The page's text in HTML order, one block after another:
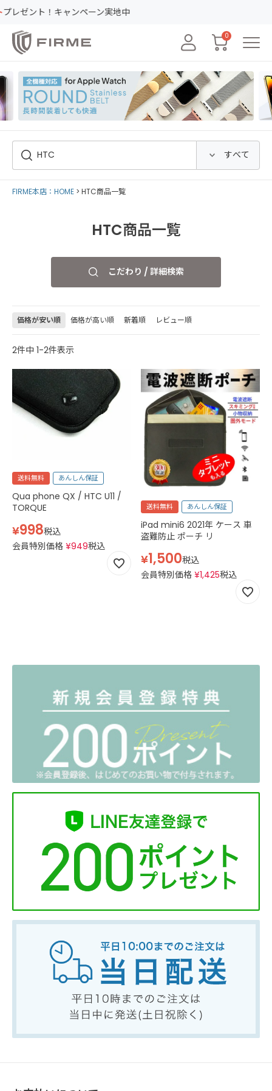
ト！キャンペーン実地中
0
FIRME本店：HOME HTC商品一覧
HTC商品一覧
こだわり / 詳細検索
価格が安い順 価格が高い順 新着順 レビュー順
2件中 1-2件表示
送料無料 あんしん保証
Qua phone QX / HTC U11 /
TORQUE
¥998税込
会員特別価格 ¥949税込
送料無料 あんしん保証
iPad mini6 2021年 ケース 車
盗難防止 ポーチ リ
¥1,500税込
会員特別価格 ¥1,425税込